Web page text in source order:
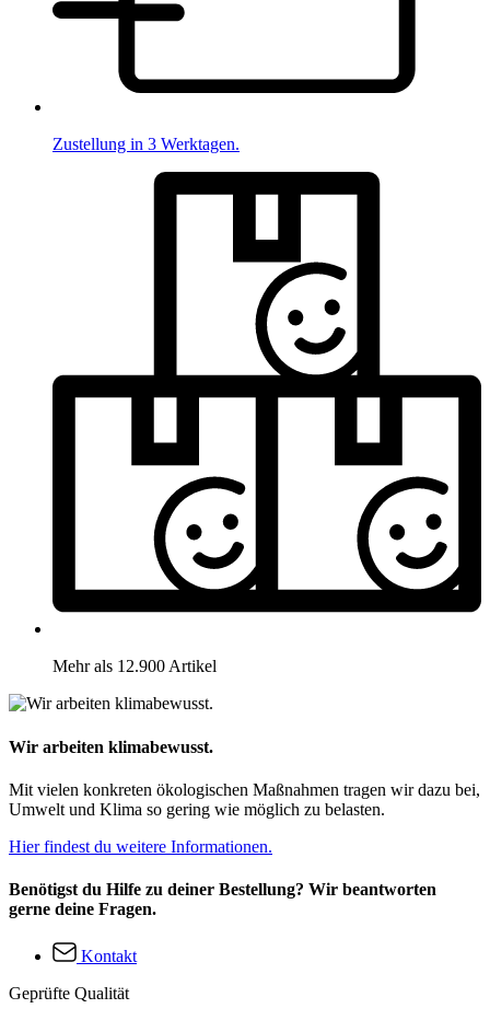
Zustellung in 3 Werktagen.
Mehr als 12.900 Artikel
Wir arbeiten klimabewusst.
Mit vielen konkreten ökologischen Maßnahmen tragen wir dazu bei,
Umwelt und Klima so gering wie möglich zu belasten.
Hier findest du weitere Informationen.
Benötigst du Hilfe zu deiner Bestellung? Wir beantworten
gerne deine Fragen.
Kontakt
Geprüfte Qualität